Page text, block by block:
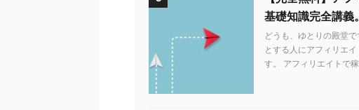
基礎知識完全講義
どうも、ゆとりの殿堂
とする人にアフィリエ
す。 アフィリエイトで